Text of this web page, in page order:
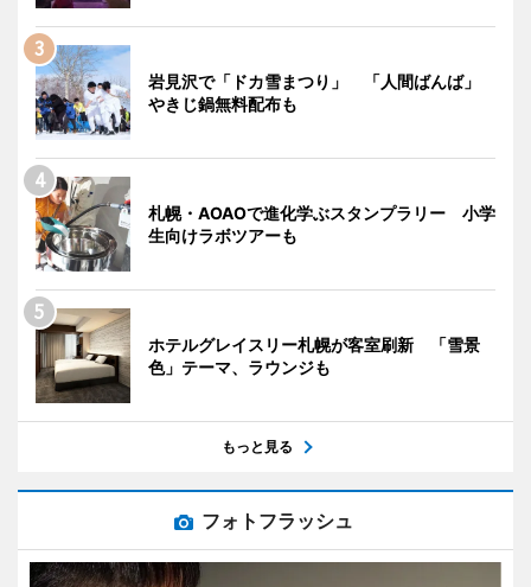
岩見沢で「ドカ雪まつり」 「人間ばんば」
やきじ鍋無料配布も
札幌・AOAOで進化学ぶスタンプラリー 小学
生向けラボツアーも
ホテルグレイスリー札幌が客室刷新 「雪景
色」テーマ、ラウンジも
もっと見る
フォトフラッシュ